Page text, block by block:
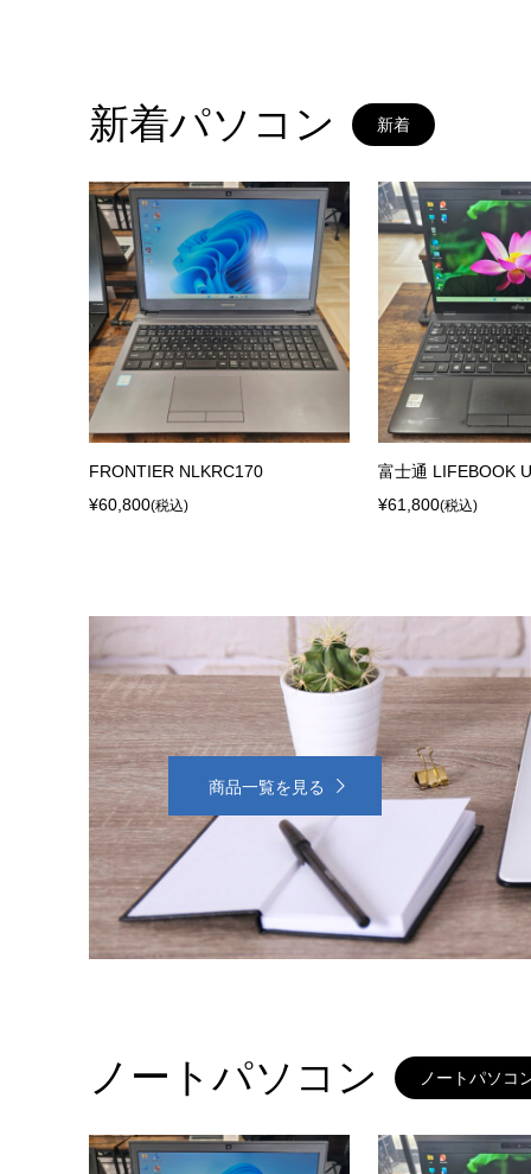
新着パソコン 新着
FRONTIER NLKRC170
¥60,800(税込)
富士通 LIFEBOOK
¥61,800(税込)
商品一覧を見る
ノートパソコン ノートパソコ